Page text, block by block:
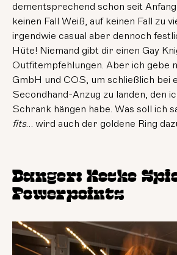
dementsprechend schon seit
keinen Fall Weiß, auf keinen Fall zu
irgendwie casual aber dennoch
Hüte! Niemand gibt dir einen Gay
Outfitempfehlungen. Aber ich gebe
GmbH und COS, um schließlich bei
Secondhand-Anzug zu landen, den
Schrank hängen habe. Was soll ich
fits… wird auch der goldene Ring
Danger: Kecke
Powerpoints